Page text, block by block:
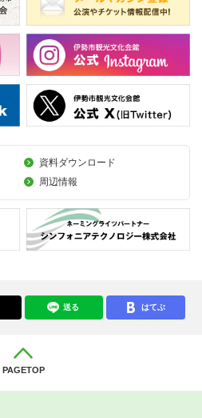
資料ダウンロード
周辺情報
送る はてぶ
PAGETOP